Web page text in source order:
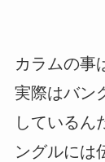
カラムの事
実際はバン
しているん
ングルには